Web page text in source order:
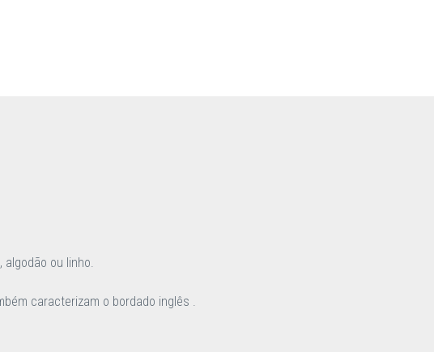
ou linho.
caracterizam o bordado inglês .